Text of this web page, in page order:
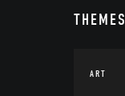
THEMES
ART